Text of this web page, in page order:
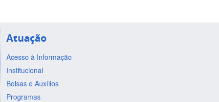
Atuação
Acesso à Informação
Institucional
Bolsas e Auxílios
Programas